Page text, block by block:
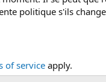
politique s'ils
of serviceapply.